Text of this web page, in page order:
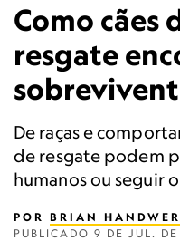
Como cães
resgate
De raças e
de resgate podem
humanos ou seguir
POR BRIAN
PUBLICADO 9 DE JUL.